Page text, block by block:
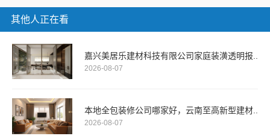
其他人正在看
嘉兴美居乐建材科技有限公司家庭装潢透明报..
2026-08-07
本地全包装修公司哪家好，云南至高新型建材..
2026-08-07